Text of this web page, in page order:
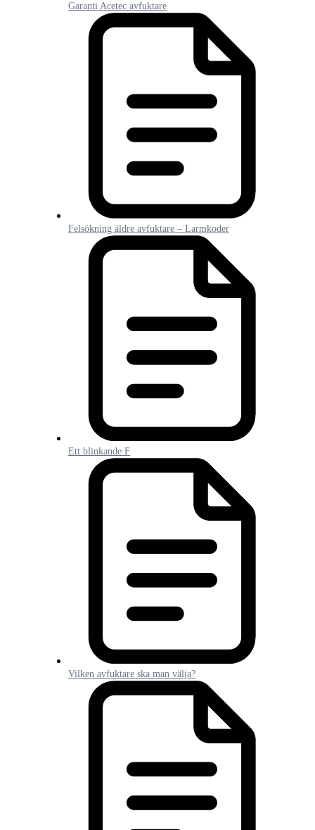
Garanti Acetec avfuktare
Felsökning äldre avfuktare – Larmkoder
Ett blinkande F
Vilken avfuktare ska man välja?